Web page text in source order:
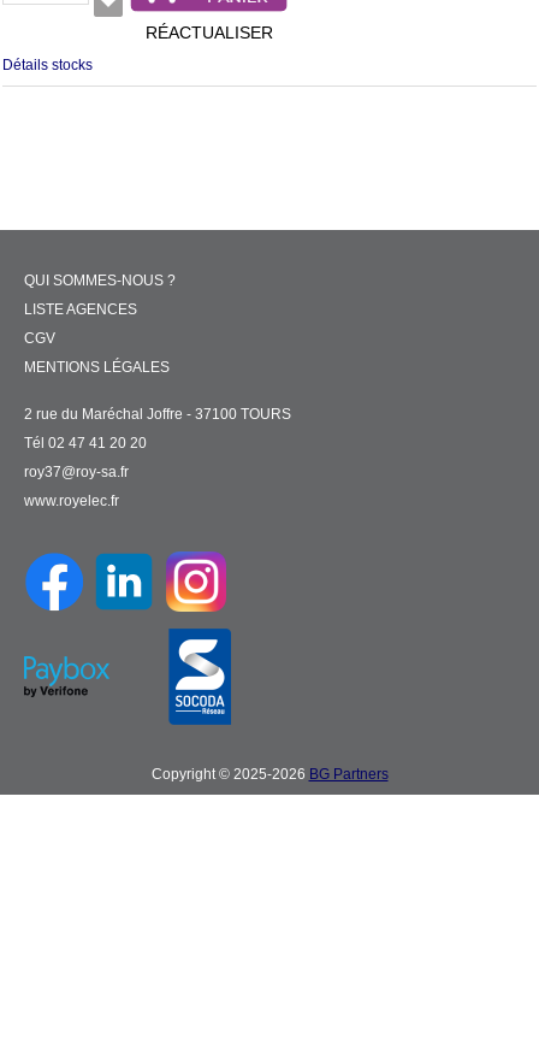
RÉACTUALISER
Détails stocks
QUI SOMMES-NOUS ?
LISTE AGENCES
CGV
MENTIONS LÉGALES
2 rue du Maréchal Joffre - 37100 TOURS
Tél 02 47 41 20 20
roy37@roy-sa.fr
www.royelec.fr
Copyright © 2025-2026 BG Partners